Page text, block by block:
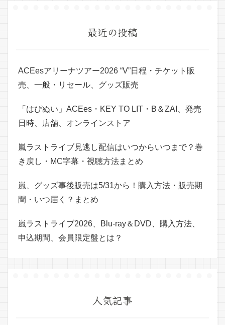
最近の投稿
ACEesアリーナツアー2026 “V”日程・チケット販
売、一般・リセール、グッズ販売
「はぴぬい」ACEes・KEY TO LIT・B＆ZAI、発売
日時、店舗、オンラインストア
嵐ラストライブ見逃し配信はいつからいつまで？巻
き戻し・MC字幕・視聴方法まとめ
嵐、グッズ事後販売は5/31から！購入方法・販売期
間・いつ届く？まとめ
嵐ラストライブ2026、Blu-ray＆DVD、購入方法、
申込期間、会員限定盤とは？
人気記事